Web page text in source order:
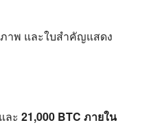
าพ และใบสำคัญแสดง
และ 21,000 BTC ภายใน